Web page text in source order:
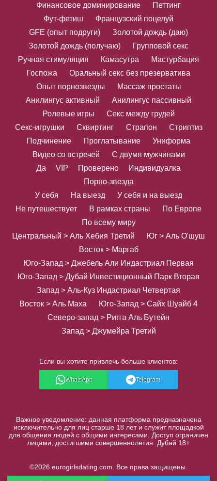
Финансовое доминирование
Петтинг
Фут-фетиш
Французский поцелуй
GFE (опыт подруги)
Золотой дождь (даю)
Золотой дождь (получаю)
Групповой секс
Ручная стимуляция
Камасутра
Мастурбация
Госпожа
Оральный секс без презерватива
Опыт порнозвезды
Массаж простаты
Анилингус активный
Анилингус пассивный
Ролевые игры
Секс между грудей
Секс-игрушки
Сквиртинг Страпон
Стриптиз
Подчинение
Проглатывание
Униформа
Видео со встречей
С двумя мужчинами
Да
VIP Проверено
Индивидуалка
Порно-звезда
У себя
На выезд
У себя и на выезд
Не путешествует
В рамках страны
По Европе
По всему миру
Центральный > Аль Хебия Третий
Юг > Аль О'шуш
Восток > Маргаб
Юго-Запад > Джебель Али Индастриал Первая
Юго-Запад > Дубай Инвестиционный Парк Вторая
Запад > Аль-Куз Индастриал Четвертая
Восток > Аль Маха
Юго-Запад > Сайх Шуайб 4
Северо-запад > Ригга Аль Бутейн
Запад > Джумейра Третий
Если вы хотите привлечь больше клиентов:
WhatsApp Telegram
Важное уведомление: данная платформа предназначена
исключительно для лиц старше 18 лет и служит площадкой
для общения людей с общими интересами. Доступ ограничен
лицами, достигшими совершеннолетия. Дубай 18+
©2026 eurogirlsdating.com. Все права защищены.